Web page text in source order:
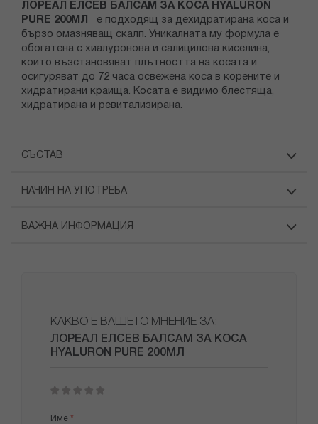
ЛОРЕАЛ ЕЛСЕВ БАЛСАМ ЗА КОСА HYALURON
PURE 200МЛ e подходящ за дехидратирана коса и
бързо омазняващ скалп. Уникалната му формула е
обогатена с хиалуронова и салицилова киселина,
които възстановяват плътността на косата и
осигуряват до 72 часа освежена коса в корените и
хидратирани краища. Косата е видимо блестяща,
хидратирана и ревитализирана.
СЪСТАВ
НАЧИН НА УПОТРЕБА
ВАЖНА ИНФОРМАЦИЯ
КАКВО Е ВАШЕТО МНЕНИЕ ЗА:
ЛОРЕАЛ ЕЛСЕВ БАЛСАМ ЗА КОСА
HYALURON PURE 200МЛ
star
stars
stars
stars
stars
Име